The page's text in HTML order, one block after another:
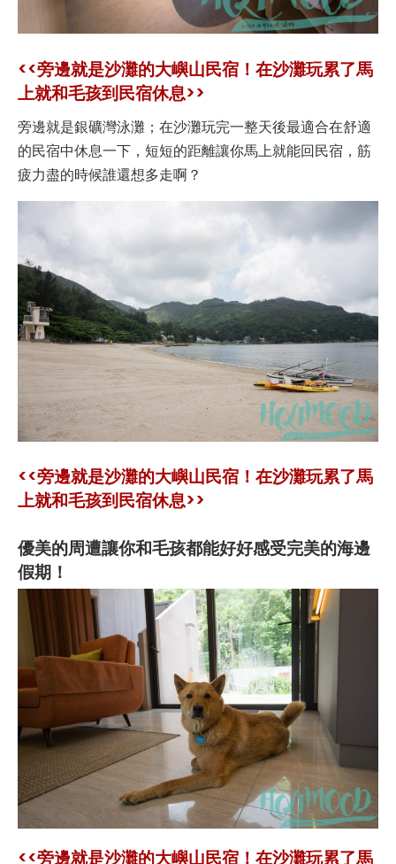
<<旁邊就是沙灘的大嶼山民宿！在沙灘玩累了馬
上就和毛孩到民宿休息>>
旁邊就是銀礦灣泳灘；在沙灘玩完一整天後最適合在舒適
的民宿中休息一下，短短的距離讓你馬上就能回民宿，筋
疲力盡的時候誰還想多走啊？
<<旁邊就是沙灘的大嶼山民宿！在沙灘玩累了馬
上就和毛孩到民宿休息>>
優美的周遭讓你和毛孩都能好好感受完美的海邊
假期！
<<旁邊就是沙灘的大嶼山民宿！在沙灘玩累了馬